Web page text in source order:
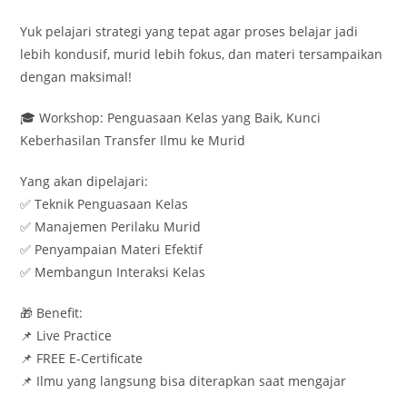
Yuk pelajari strategi yang tepat agar proses belajar jadi
lebih kondusif, murid lebih fokus, dan materi tersampaikan
dengan maksimal!
🎓 Workshop: Penguasaan Kelas yang Baik, Kunci
Keberhasilan Transfer Ilmu ke Murid
Yang akan dipelajari:
✅ Teknik Penguasaan Kelas
✅ Manajemen Perilaku Murid
✅ Penyampaian Materi Efektif
✅ Membangun Interaksi Kelas
🎁 Benefit:
📌 Live Practice
📌 FREE E-Certificate
📌 Ilmu yang langsung bisa diterapkan saat mengajar